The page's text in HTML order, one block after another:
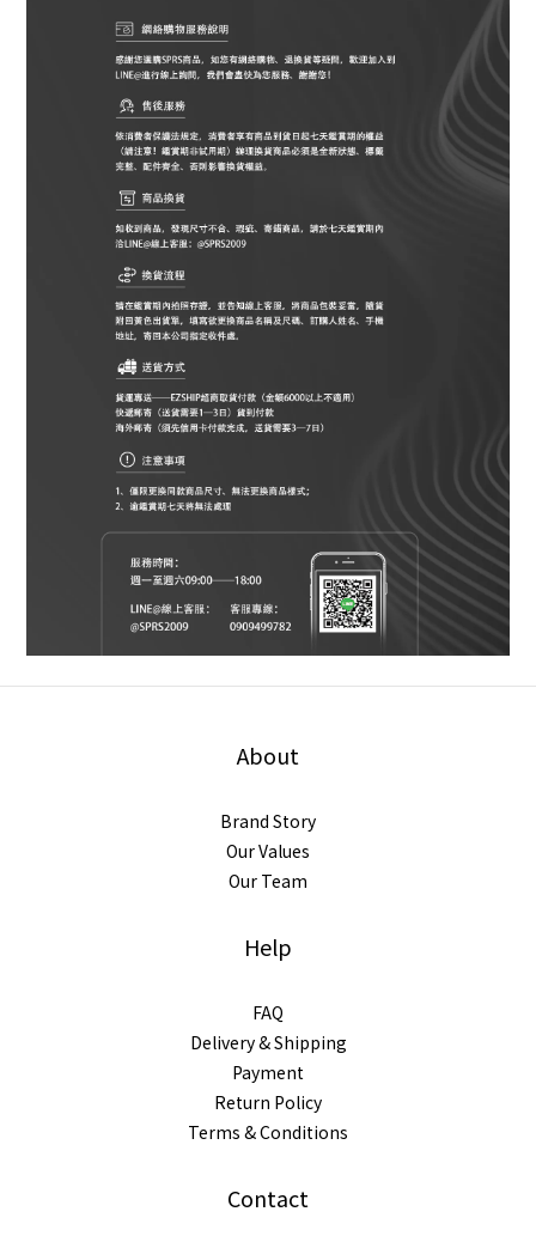
About
Brand Story
Our Values
Our Team
Help
FAQ
Delivery & Shipping
Payment
Return Policy
Terms & Conditions
Contact